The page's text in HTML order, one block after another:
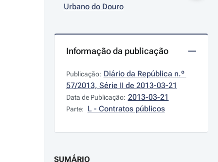
Urbano do Douro
Informação da publicação
Publicação: Diário da República n.º
57/2013, Série II de 2013-03-21
Data de Publicação: 2013-03-21
Parte: L - Contratos públicos
SUMÁRIO